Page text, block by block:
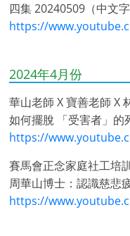
四集 20240509（中文字
https://
2024年4月份
華山老師 X 寶善老師 X
如何擺脫 「受害者」的
https://
賽馬會正念家庭社工培
周華山博士：認識慈悲
https://